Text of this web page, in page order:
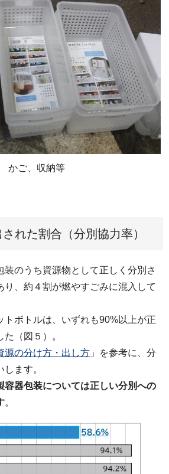
かご、収納等
れた割合（分別協力率）
装のうち資源物として正しく分別さ
り、約４割が燃やすごみに混入して
トボトルは、いずれも90%以上が正
（図５）。
源の分け方・出し方 」を参考に、分
ます。
容器包装については正しい分別への
。